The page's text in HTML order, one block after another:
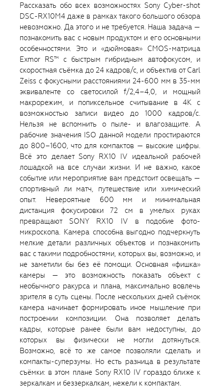
Рассказать обо всех возможностях Sony Cyber-shot
DSC-RX10M4 даже в рамках такого большого обзора
невозможно. Да этого и не требуется. Наша задача —
познакомить вас с новым продуктом и его основными
особенностями. Это и «дюймовая» CMOS-матрица
Exmor RS™ с быстрым гибридным автофокусом, и
скоростная съёмка до 24 кадров/с, и объектив от Carl
Zeiss с фокусными расстояниями 24-600 мм в 35-мм
эквиваленте со светосилой f/2,4–4,0, и мощный
макрорежим, и попиксельное считывание в 4К с
возможностью записи видео до 1000 кадров/с.
Нельзя не вспомнить о пыле- и влагозащите. А
рабочие значения ISO данной модели простираются
до 800–1600, что для компактов — высокие цифры.
Всё это делает Sony RX10 IV идеальной рабочей
лошадкой на все случаи жизни. И не важно, какое
событие или мероприятие вам предстоит освещать —
спортивный ли матч, путешествие или химический
опыт. Невероятные 600 мм и минимальная
дистанция фокусировки 72 см в умелых руках
превращают SONY RX10 IV в подобие фото-
микроскопа. Камера способна выгодно подчеркнуть
мелкие детали различных объектов и познакомить
вас с такими подробностями, которых вы, возможно, и
не заметили бы без её помощи. Основная «фишка»
камеры — это возможность показать объект с
необычного ракурса и плана, максимально вовлечь
зрителя в суть сцены. После нескольких дней съёмок
камера начинает формировать иное мышление при
построении композиции. Она позволяет делать
кадры, которые ранее были вам недоступны, до
которых вы физически не могли дотянуться.
Возможно, всё то же самое позволяли сделать и
компакты-суперзумы. Но есть разница в результате
съёмки: в этом плане Sony RX10 IV гораздо ближе к
зеркалкам и беззеркалкам, нежели к компактам.